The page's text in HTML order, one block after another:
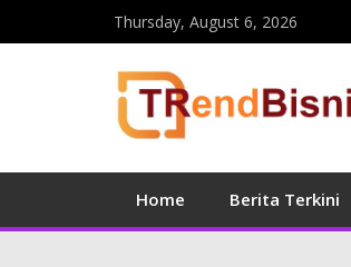
Thursday, August 6, 2026
Home Berita Terkini